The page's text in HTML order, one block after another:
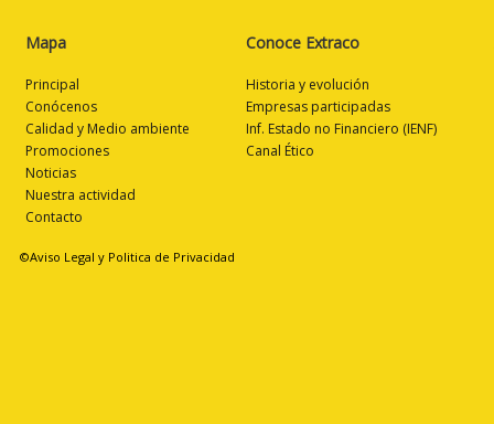
Mapa
Principal
Conócenos
Calidad y Medio ambiente
Promociones
Noticias
Nuestra actividad
Contacto
Conoce Extraco
Historia y evolución
Empresas participadas
Inf. Estado no Financiero (IENF)
Canal Ético
©Aviso Legal y Politica de Privacidad